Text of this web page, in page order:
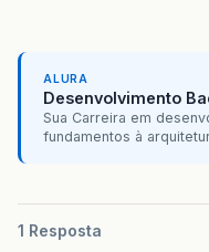
ALURA
Desenvolvimento
Sua Carreira em
fundamentos à
1 Resposta